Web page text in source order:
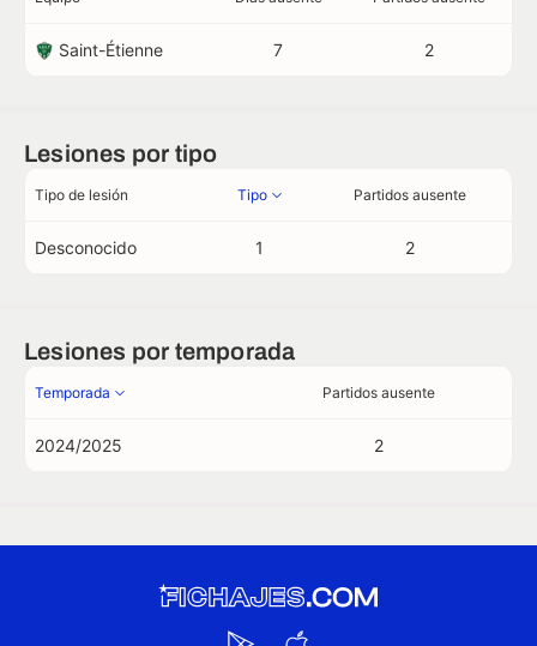
Saint-Étienne 7 2
Lesiones por tipo
Tipo de lesión Tipo Partidos ausente
Desconocido 1 2
Lesiones por temporada
Temporada Partidos ausente
2024/2025 2